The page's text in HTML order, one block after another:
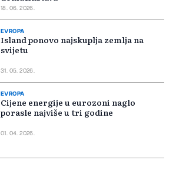
18. 06. 2026.
EVROPA
Island ponovo najskuplja zemlja na
svijetu
31. 05. 2026.
EVROPA
Cijene energije u eurozoni naglo
porasle najviše u tri godine
01. 04. 2026.